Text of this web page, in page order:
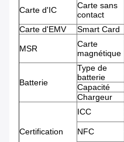
Carte d'IC
Carte sans
contact
Carte d'EMV
Smart Card
MSR
Carte
magnétique
Batterie
Type de
batterie
Capacité
Chargeur
Certification
ICC
NFC